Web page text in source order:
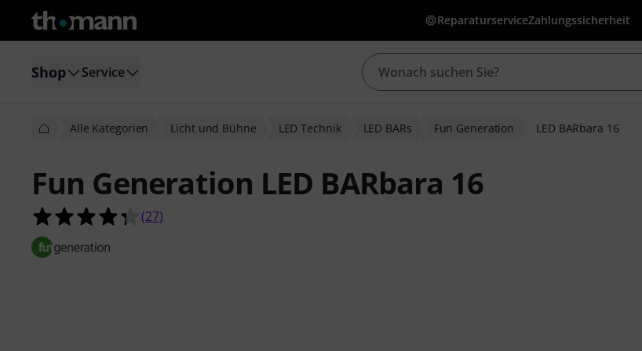
ReparaturserviceZahlungssicherheit
Shop Service
Alle Kategorien Licht und Bühne LED Technik LED BARs Fun Generation LED BARbara 16
Fun Generation LED BARbara 16
4.3 von 5 Sternen aus 27 Kundenbewertungen
(27)